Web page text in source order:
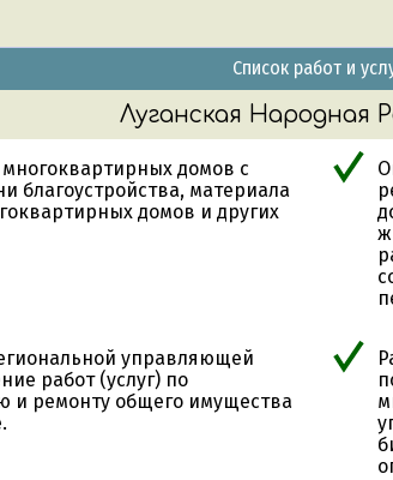
Список работ и
Луганская Народная
домов с
благоустройства, материала
домов и других
управляющей
работ (услуг) по
и ремонту общего имущества